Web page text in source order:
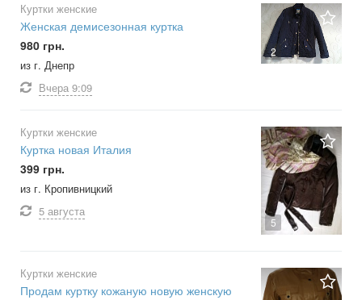
2
Куртки женские
Женская демисезонная куртка
980 грн.
из г. Днепр
Вчера 9:09
5
Куртки женские
Куртка новая Италия
399 грн.
из г. Кропивницкий
5 августа
Куртки женские
Продам куртку кожаную новую женскую